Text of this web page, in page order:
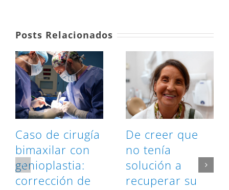
Posts Relacionados
Caso de cirugía
bimaxilar con
genioplastia:
corrección de
De creer que
no tenía
solución a
recuperar su